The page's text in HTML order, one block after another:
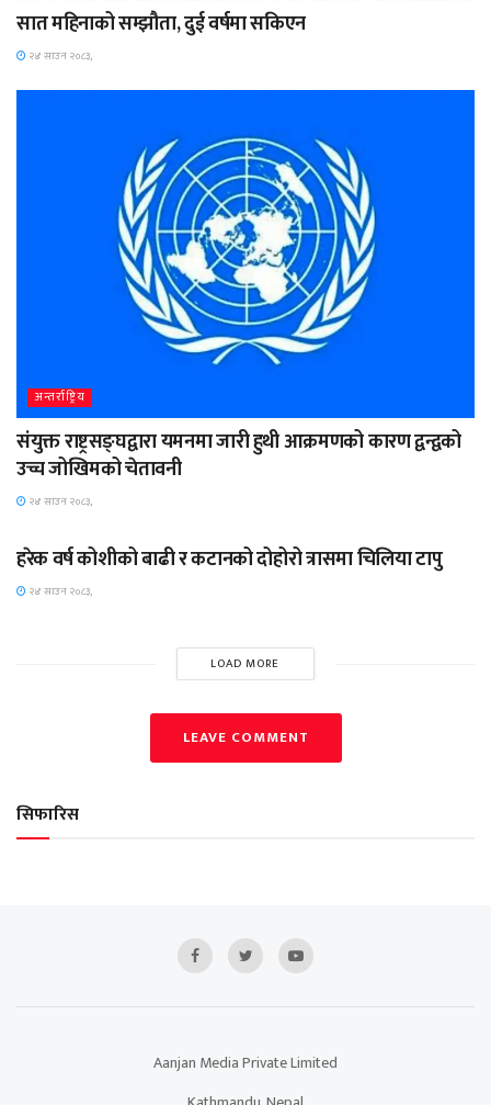
सात महिनाको सम्झौता, दुई वर्षमा सकिएन
२४ साउन २०८३,
अन्तर्राष्ट्रिय
संयुक्त राष्ट्रसङ्घद्वारा यमनमा जारी हुथी आक्रमणको कारण द्वन्द्वको
उच्च जोखिमको चेतावनी
२४ साउन २०८३,
हरेक वर्ष कोशीको बाढी र कटानको दोहोरो त्रासमा चिलिया टापु
२४ साउन २०८३,
LOAD MORE
LEAVE COMMENT
सिफारिस
Aanjan Media Private Limited